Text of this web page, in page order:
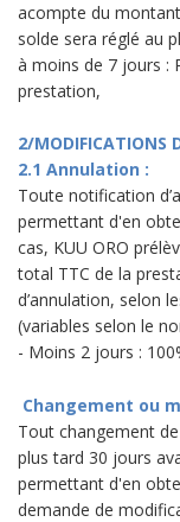
acompte du montant
solde sera réglé au
à moins de 7 jours :
prestation,
2/MODIFICATIONS
2.1 Annulation :
Toute notification
permettant d'en
cas, KUU ORO
total TTC de la
d’annulation, selon
(variables selon le
- Moins 2 jours :
Changement ou
Tout changement
plus tard 30 jours
permettant d'en
demande de